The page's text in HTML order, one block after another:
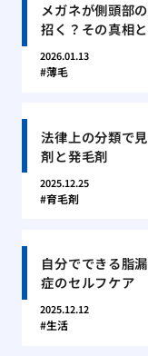
メガネが側頭部
招く？その真相
2026.01.13
薄毛
法律上の分類で
剤と発毛剤
2025.12.25
育毛剤
自分でできる脂
症のセルフケア
2025.12.12
生活